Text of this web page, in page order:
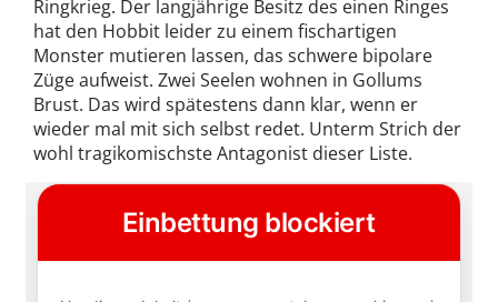
Ringkrieg. Der langjährige Besitz des einen Ringes
hat den Hobbit leider zu einem fischartigen
Monster mutieren lassen, das schwere bipolare
Züge aufweist. Zwei Seelen wohnen in Gollums
Brust. Das wird spätestens dann klar, wenn er
wieder mal mit sich selbst redet. Unterm Strich der
wohl tragikomischste Antagonist dieser Liste.